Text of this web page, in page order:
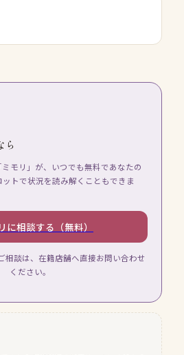
ら
モリ」が、いつでも無料であなたの
トで状況を読み解くこともできま
に相談する（無料）
相談は、在籍店舗へ直接お問い合わせ
ください。